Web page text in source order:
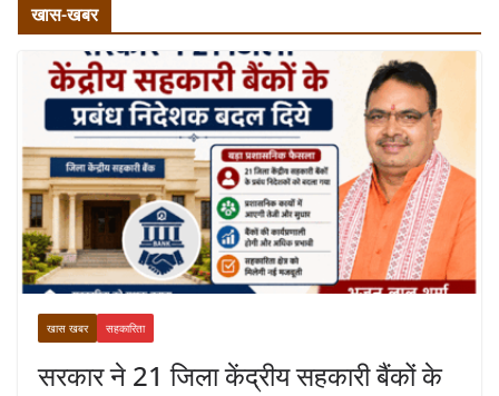
खास-खबर
खास खबर सहकारिता
सरकार ने 21 जिला केंद्रीय सहकारी बैंकों के